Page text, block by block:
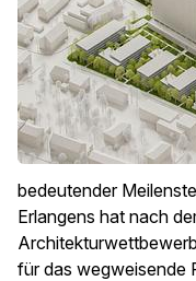
bedeutender
Erlangens hat nach
für das wegweisende